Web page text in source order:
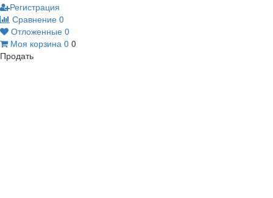
Регистрация
Сравнение 0
Отложенные 0
Моя корзина 0 0
Продать